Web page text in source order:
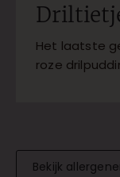
Het laatste
roze
Bekijk